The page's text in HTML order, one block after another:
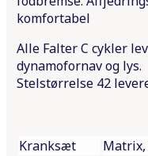
komfortabel
Alle Falter C cykler
dynamofornav og lys.
Stelstørrelse 42
Kranksæt
Matrix,